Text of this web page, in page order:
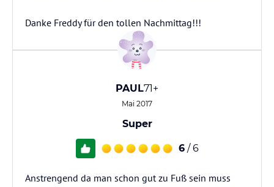
Danke Freddy für den tollen Nachmittag!!!
PAUL71+
Mai 2017
Super
6 / 6
Anstrengend da man schon gut zu Fuß sein muss